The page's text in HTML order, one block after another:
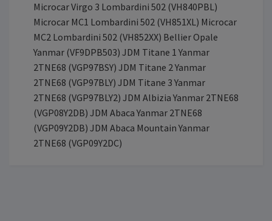
Microcar Virgo 3 Lombardini 502 (VH840PBL)
Microcar MC1 Lombardini 502 (VH851XL) Microcar
MC2 Lombardini 502 (VH852XX) Bellier Opale
Yanmar (VF9DPB503) JDM Titane 1 Yanmar
2TNE68 (VGP97BSY) JDM Titane 2 Yanmar
2TNE68 (VGP97BLY) JDM Titane 3 Yanmar
2TNE68 (VGP97BLY2) JDM Albizia Yanmar 2TNE68
(VGP08Y2DB) JDM Abaca Yanmar 2TNE68
(VGP09Y2DB) JDM Abaca Mountain Yanmar
2TNE68 (VGP09Y2DC)